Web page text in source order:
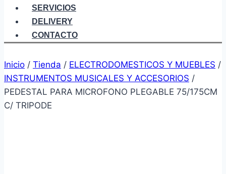
SERVICIOS
DELIVERY
CONTACTO
Inicio / Tienda / ELECTRODOMESTICOS Y MUEBLES /
INSTRUMENTOS MUSICALES Y ACCESORIOS /
PEDESTAL PARA MICROFONO PLEGABLE 75/175CM
C/ TRIPODE